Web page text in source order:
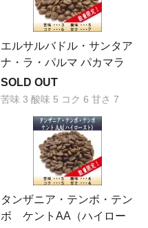
エルサルバドル・サンタア
ナ・ラ・パルマ パカマラ
SOLD OUT
苦味 3 酸味 5 コク 6 甘さ 7
タンザニア・テンボ・テン
ボ ケントAA（ハイロー